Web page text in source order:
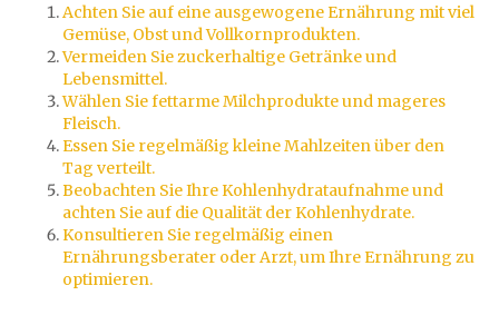
Achten Sie auf eine ausgewogene Ernährung mit viel
Gemüse, Obst und Vollkornprodukten.
Vermeiden Sie zuckerhaltige Getränke und
Lebensmittel.
Wählen Sie fettarme Milchprodukte und mageres
Fleisch.
Essen Sie regelmäßig kleine Mahlzeiten über den
Tag verteilt.
Beobachten Sie Ihre Kohlenhydrataufnahme und
achten Sie auf die Qualität der Kohlenhydrate.
Konsultieren Sie regelmäßig einen
Ernährungsberater oder Arzt, um Ihre Ernährung zu
optimieren.